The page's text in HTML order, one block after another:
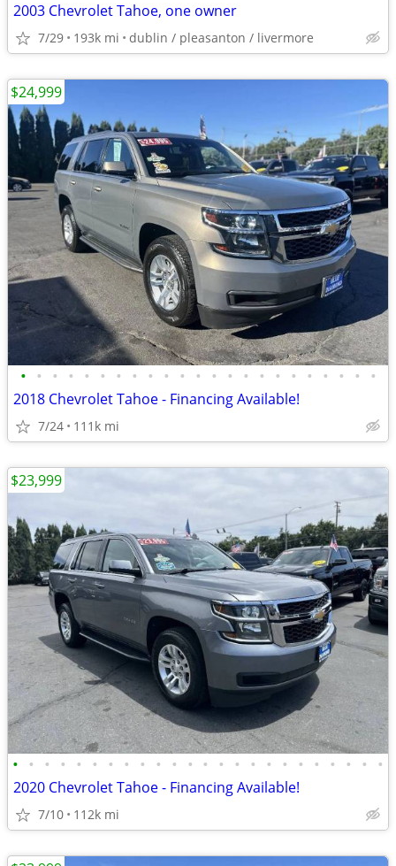
2003 Chevrolet Tahoe, one owner
7/29 193k mi dublin / pleasanton / livermore
• • • • • • • • • • • • • • • • • • • • • • •
2018 Chevrolet Tahoe - Financing Available!
7/24 111k mi
$24,999
• • • • • • • • • • • • • • • • • • • • • • • •
2020 Chevrolet Tahoe - Financing Available!
7/10 112k mi
$23,999